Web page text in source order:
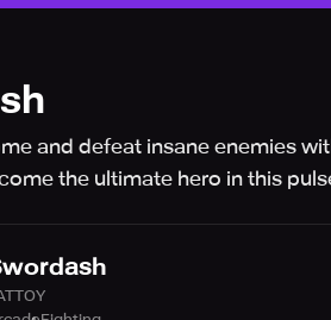
and defeat insane enemies
the ultimate hero in this